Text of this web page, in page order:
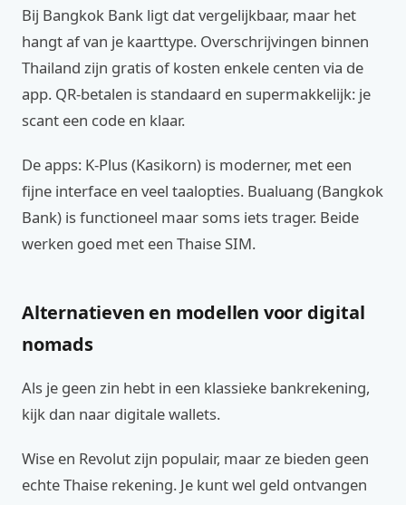
Bij Bangkok Bank ligt dat vergelijkbaar, maar het
hangt af van je kaarttype. Overschrijvingen binnen
Thailand zijn gratis of kosten enkele centen via de
app. QR‑betalen is standaard en supermakkelijk: je
scant een code en klaar.
De apps: K‑Plus (Kasikorn) is moderner, met een
fijne interface en veel taalopties. Bualuang (Bangkok
Bank) is functioneel maar soms iets trager. Beide
werken goed met een Thaise SIM.
Alternatieven en modellen voor digital
nomads
Als je geen zin hebt in een klassieke bankrekening,
kijk dan naar digitale wallets.
Wise en Revolut zijn populair, maar ze bieden geen
echte Thaise rekening. Je kunt wel geld ontvangen